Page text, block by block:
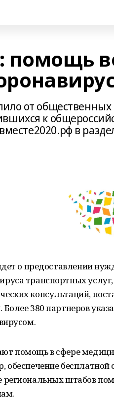
от
к
в
о предоставлении
транспортных
консультаций,
380 партнеров
помощь в сфере
бесплатной
региональных штабов